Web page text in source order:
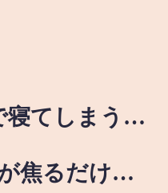
寝てしまう…
焦るだけ…